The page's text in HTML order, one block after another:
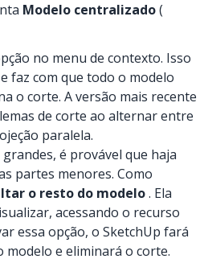
Modelo centralizado(
no menu de contexto. Isso
faz com que todo o modelo
o corte. A versão mais recente
de corte ao alternar entre
paralela.
é provável que haja
partes menores. Como
o resto do modelo. Ela
acessando o recurso
essa opção, o SketchUp fará
e eliminará o corte.